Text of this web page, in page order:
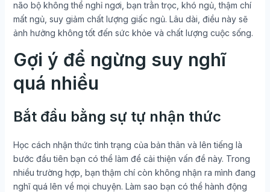
não bộ không thể nghỉ ngơi, bạn trằn trọc, khó ngủ, thậm chí
mất ngủ, suy giảm chất lượng giấc ngủ. Lâu dài, điều này sẽ
ảnh hưởng không tốt đến sức khỏe và chất lượng cuộc sống.
Gợi ý để ngừng suy nghĩ
quá nhiều
Bắt đầu bằng sự tự nhận thức
Học cách nhận thức tình trạng của bản thân và lên tiếng là
bước đầu tiên bạn có thể làm để cải thiện vấn đề này. Trong
nhiều trường hợp, bạn thậm chí còn không nhận ra mình đang
nghĩ quá lên về mọi chuyện. Làm sao bạn có thể hành động